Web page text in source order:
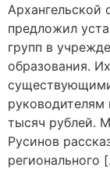
Архангельской
предложил
групп в
образования.
руководителям
тысяч рублей.
Русинов
регионального